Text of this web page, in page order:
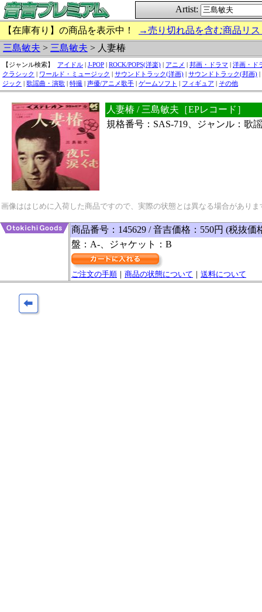
Artist:
【在庫有り】の商品を表示中！
→売り切れ品を含む商品リ
三島敏夫 > 三島敏夫 > 人妻椿
【ジャンル検索】 アイドル | J-POP | ROCK/POPS(洋楽) | アニメ | 邦画・ドラマ | 洋画・ド
クラシック | ワールド・ミュージック | サウンドトラック(洋画) | サウンドトラック(邦画) |
ジック | 歌謡曲・演歌 | 特撮 | 声優/アニメ歌手 | ゲームソフト | フィギュア | その他
人妻椿 / 三島敏夫［EPレコード］
規格番号：SAS-719、ジャンル：歌
画像ははじめに入荷した商品ですので、実際の状態とは異なる場合があり
商品番号：145629 / 音吉価格：550円 (税抜価
盤：A-、ジャケット：B
ご注文の手順 ｜ 商品の状態について ｜ 送料について